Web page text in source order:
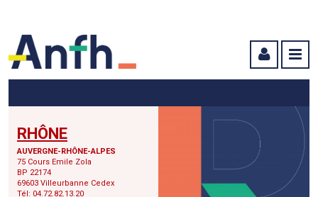
RHÔNE
AUVERGNE-RHÔNE-ALPES
75 Cours Emile Zola
BP 22174
69603 Villeurbanne Cedex
Tél: 04.72.82.13.20